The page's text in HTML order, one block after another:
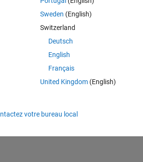
Sweden (English)
Switzerland
Deutsch
English
Français
United Kingdom(English)
votre bureau local